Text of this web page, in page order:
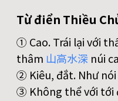
Từ điển Thiều
① Cao. Trái lại với
thâm 山高水深 núi
② Kiêu, đắt. Như nói
③ Không thể với tới